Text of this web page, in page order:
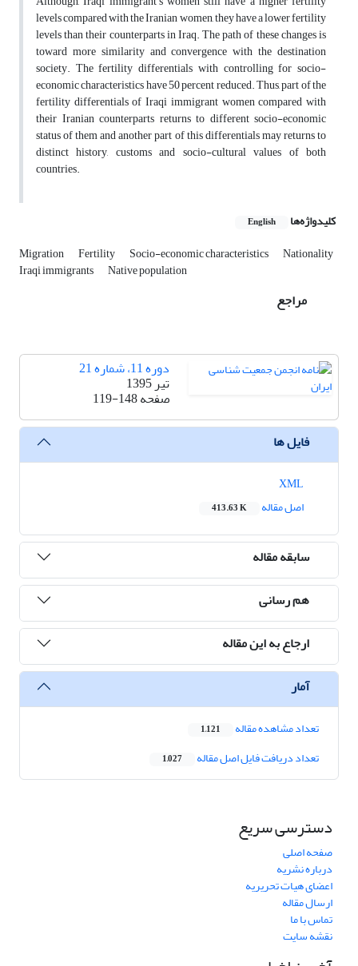
levels compared with the Iranian women, they have a lower fertility
levels than their counterparts in Iraq. The path of these changes is
toward more similarity and convergence with the destination
society. The fertility differentials with controlling for socio-
economic characteristics have 50 percent reduced. Thus, part of the
fertility differentials of Iraqi immigrant women compared with
their Iranian counterparts returns to different socio-economic
status of them and another part of this differentials may returns to
distinct history, customs and socio-cultural values of both
countries.
کلیدواژه‌ها English
Migration Fertility Socio-economic characteristics Nationality
Iraqi immigrants Native population
مراجع
دوره 11، شماره 21
تیر 1395
صفحه119-148
فایل ها
اصل مقاله
413.63 K
سابقه مقاله
هم رسانی
ارجاع به این مقاله
آمار
تعداد مشاهده مقاله 1,121
تعداد دریافت فایل اصل مقاله 1,027
دسترسی سریع
صفحه اصلی
درباره نشریه
اعضای هیات تحریریه
ارسال مقاله
تماس با ما
نقشه سایت